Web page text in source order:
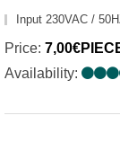
Input 230VAC /
Price:
Availability: